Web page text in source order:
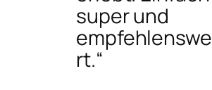
super und
empfehlenswe
rt.“